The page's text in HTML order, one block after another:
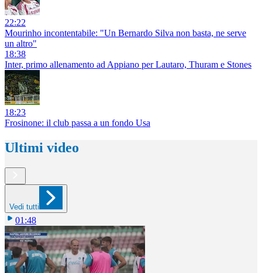
22:22
Mourinho incontentabile: "Un Bernardo Silva non basta, ne serve
un altro"
18:38
Inter, primo allenamento ad Appiano per Lautaro, Thuram e Stones
18:23
Frosinone: il club passa a un fondo Usa
Ultimi video
Vedi tutti
01:48